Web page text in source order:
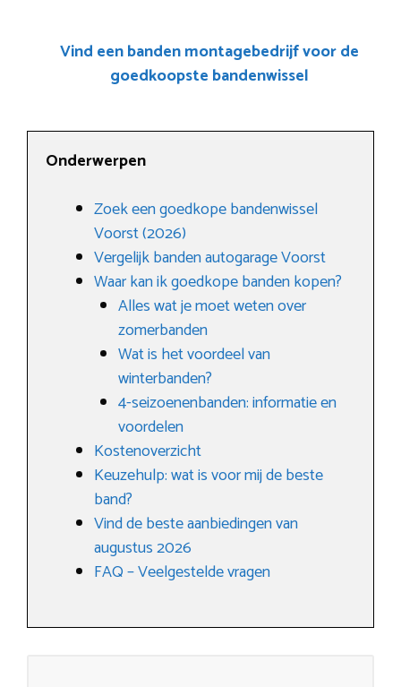
Vind een banden montagebedrijf voor de
goedkoopste bandenwissel
Onderwerpen
Zoek een goedkope bandenwissel
Voorst (2026)
Vergelijk banden autogarage Voorst
Waar kan ik goedkope banden kopen?
Alles wat je moet weten over
zomerbanden
Wat is het voordeel van
winterbanden?
4-seizoenenbanden: informatie en
voordelen
Kostenoverzicht
Keuzehulp: wat is voor mij de beste
band?
Vind de beste aanbiedingen van
augustus 2026
FAQ – Veelgestelde vragen